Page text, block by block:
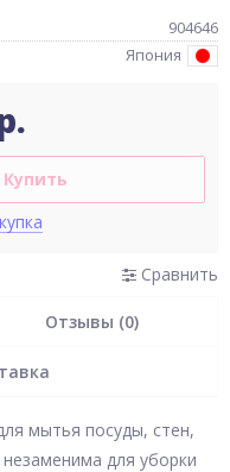
904646
Япония
Купить
Сравнить
Отзывы (0)
мытья посуды, стен,
для уборки